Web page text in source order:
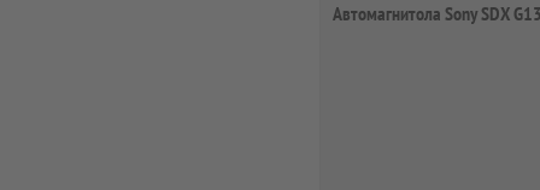
Автомагнитола Sony SDX